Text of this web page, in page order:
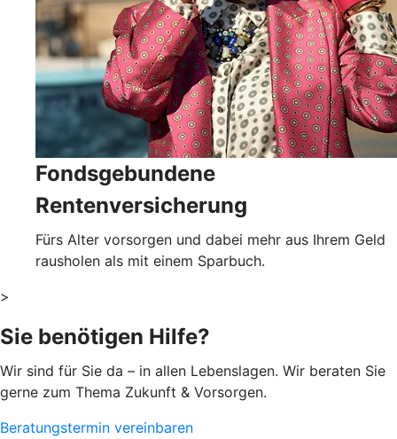
Fondsgebundene
Rentenversicherung
Fürs Alter vorsorgen und dabei mehr aus Ihrem Geld
rausholen als mit einem Sparbuch.
>
Sie benötigen Hilfe?
Wir sind für Sie da – in allen Lebenslagen. Wir beraten Sie
gerne zum Thema Zukunft & Vorsorgen.
Beratungstermin vereinbaren